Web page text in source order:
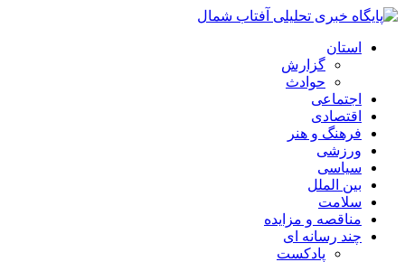
استان
گزارش
حوادث
اجتماعی
اقتصادی
فرهنگ و هنر
ورزشی
سیاسی
بین الملل
سلامت
مناقصه و مزایده
چند رسانه ای
پادکست